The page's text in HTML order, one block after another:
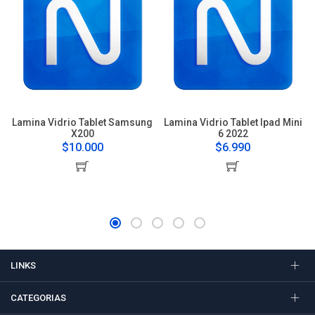
Lamina Vidrio Tablet Samsung
X200
$10.000
Lamina Vidrio Tablet Ipad Mini
6 2022
$6.990
LINKS
CATEGORIAS